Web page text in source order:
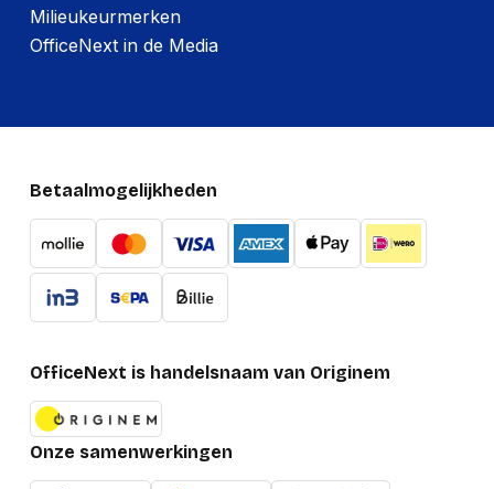
Milieukeurmerken
OfficeNext in de Media
Betaalmogelijkheden
OfficeNext is handelsnaam van Originem
Onze samenwerkingen